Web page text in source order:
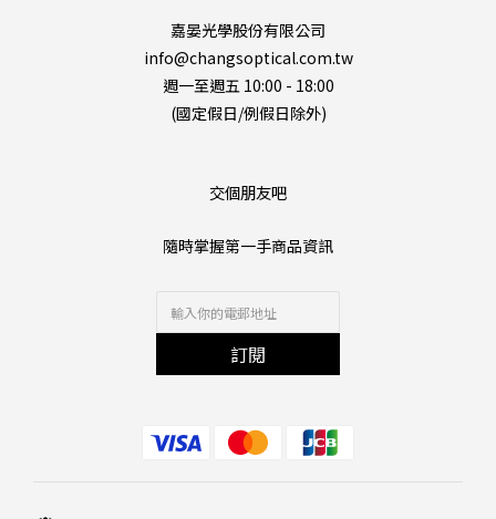
嘉晏光學股份有限公司
info@changsoptical.com.tw
週一至週五 10:00 - 18:00
(國定假日/例假日除外)
交個朋友吧
隨時掌握第一手商品資訊
訂閱